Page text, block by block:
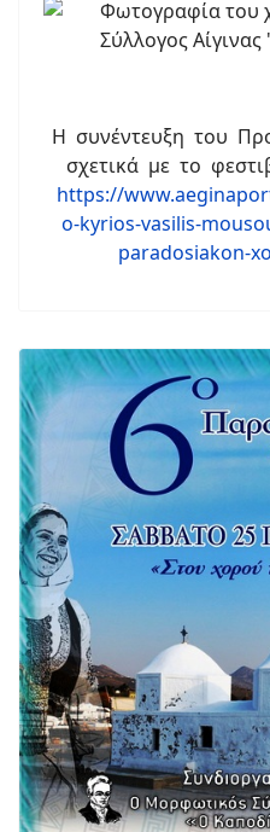
Η συνέντευξη του
σχετικά με το
https://
o-kyrios-vasilis-
paradosiakon-